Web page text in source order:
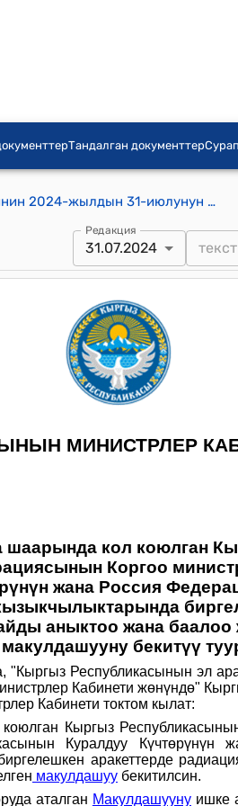
Тандалган документтер
Кыргыз Республикасынын Министрлер Кабинетинин 2024-жылдын 31-июлунун № 443 "2024-жылдын 26-апрелинде Астана шаарында кол коюлган Кыргыз Республикасынын Коргоо министрлиги менен Россия Федерациясынын Коргоо министрлигинин ортосундагы Кыргыз Республикасынын Куралдуу Күчтөрүнүн жана Россия Федерациясынын Куралдуу Күчтөрүнүн кошуундарынын жана бөлүктөрүнүн кызыкчылыктарында биргелешкен аракеттерде радиациялык, химиялык жана биологиялык жагдайды аныктоо жана баалоо жаатындагы өз ара аракеттенүү жөнүндө макулдашууну бекитүү тууралуу" токтому
Редакция
31.07.2024